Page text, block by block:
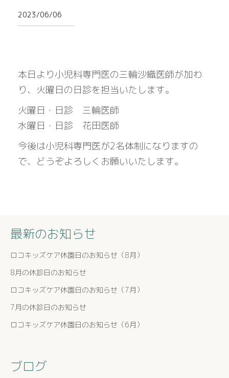
2023/06/06
本日より小児科専門医の三輪沙織医師が加わ
り、火曜日の日診を担当いたします。
火曜日・日診 三輪医師
水曜日・日診 花田医師
今後は小児科専門医が2名体制になりますの
で、どうぞよろしくお願いいたします。
最新のお知らせ
ロコキッズケア休園日のお知らせ（8月）
8月の休診日のお知らせ
ロコキッズケア休園日のお知らせ（7月）
7月の休診日のお知らせ
ロコキッズケア休園日のお知らせ（6月）
ブログ